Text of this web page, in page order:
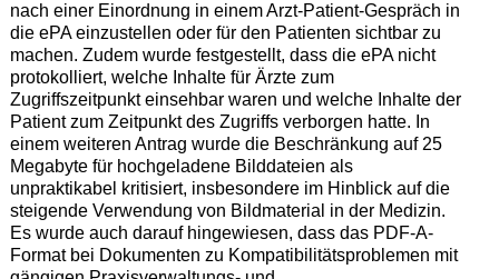
nach einer Einordnung in einem Arzt-Patient-Gespräch in
die ePA einzustellen oder für den Patienten sichtbar zu
machen. Zudem wurde festgestellt, dass die ePA nicht
protokolliert, welche Inhalte für Ärzte zum
Zugriffszeitpunkt einsehbar waren und welche Inhalte der
Patient zum Zeitpunkt des Zugriffs verborgen hatte. In
einem weiteren Antrag wurde die Beschränkung auf 25
Megabyte für hochgeladene Bilddateien als
unpraktikabel kritisiert, insbesondere im Hinblick auf die
steigende Verwendung von Bildmaterial in der Medizin.
Es wurde auch darauf hingewiesen, dass das PDF-A-
Format bei Dokumenten zu Kompatibilitätsproblemen mit